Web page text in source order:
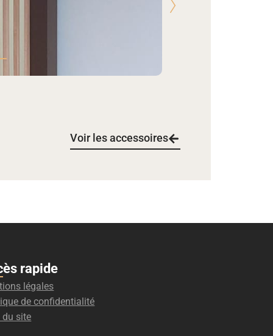
Voir les accessoires
rapide
légales
de confidentialité
du site